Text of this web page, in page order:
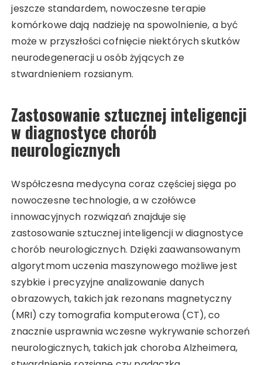
jeszcze standardem, nowoczesne terapie
komórkowe dają nadzieję na spowolnienie, a być
może w przyszłości cofnięcie niektórych skutków
neurodegeneracji u osób żyjących ze
stwardnieniem rozsianym.
Zastosowanie sztucznej inteligencji
w diagnostyce chorób
neurologicznych
Współczesna medycyna coraz częściej sięga po
nowoczesne technologie, a w czołówce
innowacyjnych rozwiązań znajduje się
zastosowanie sztucznej inteligencji w diagnostyce
chorób neurologicznych. Dzięki zaawansowanym
algorytmom uczenia maszynowego możliwe jest
szybkie i precyzyjne analizowanie danych
obrazowych, takich jak rezonans magnetyczny
(MRI) czy tomografia komputerowa (CT), co
znacznie usprawnia wczesne wykrywanie schorzeń
neurologicznych, takich jak choroba Alzheimera,